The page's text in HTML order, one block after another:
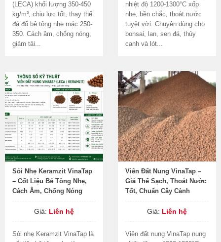
(LECA) khối lượng 350-450
kg/m³, chịu lực tốt, thay thế
đá đổ bê tông nhẹ mác 250-
350. Cách âm, chống nóng,
giảm tải...
nhiệt độ 1200-1300°C xốp
nhẹ, bền chắc, thoát nước
tuyệt vời. Chuyên dùng cho
bonsai, lan, sen đá, thủy
canh và lót...
Sỏi Nhẹ Keramzit VinaTap
– Cốt Liệu Bê Tông Nhẹ,
Cách Âm, Chống Nóng
Giá: Liên hệ
Sỏi nhẹ Keramzit VinaTap là
Viên Đất Nung VinaTap –
Giá Thể Sạch, Thoát Nước
Tốt, Chuẩn Cây Cảnh
Giá: Liên hệ
Viên đất nung VinaTap nung